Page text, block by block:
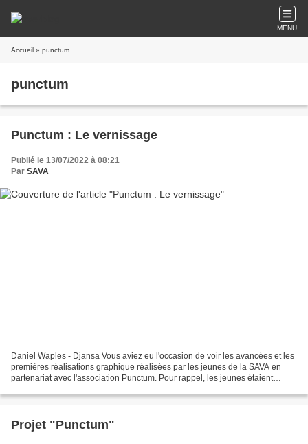
MENU
Accueil » punctum
punctum
Punctum : Le vernissage
Publié le 13/07/2022 à 08:21
Par SAVA
Daniel Waples - Djansa Vous aviez eu l'occasion de voir les avancées et les
premières réalisations graphique réalisées par les jeunes de la SAVA en
partenariat avec l'association Punctum. Pour rappel, les jeunes étaient
Projet "Punctum"